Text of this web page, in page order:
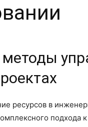
ресурсов в